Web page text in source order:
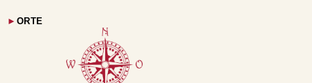
► ORTE